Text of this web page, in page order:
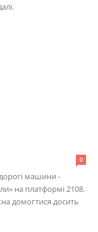
0
машини -
на платформі 2108.
домогтися досить